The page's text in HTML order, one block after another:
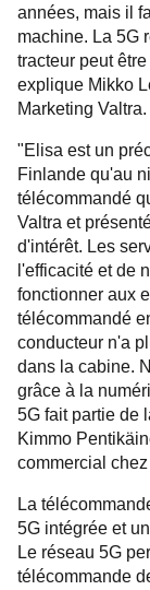
années, mais il
machine. La 5G
tracteur peut
explique Mikko
Marketing Valtra.
"Elisa est un
Finlande qu'au
télécommandé
Valtra et
d'intérêt. Les
l'efficacité et de
fonctionner aux
télécommandé
conducteur n'a
dans la cabine.
grâce à la
5G fait partie de
Kimmo
commercial
La
5G intégrée et
Le réseau 5G
télécommande